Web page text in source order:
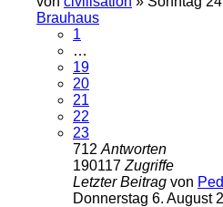
Brauhaus
1
…
19
20
21
22
23
712 Antworten
190117 Zugriffe
Letzter Beitrag von
Donnerstag 6. August